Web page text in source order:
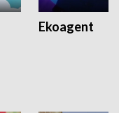
Ekoagent